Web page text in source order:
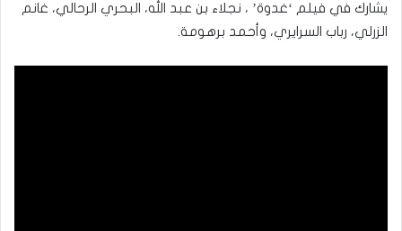
يشارك في فيلم ‘غدوة’ ، نجلاء بن عبد الله، البحري الرحالي، غانم
الزرلي، رباب السرايري، وأحمد برهومة.